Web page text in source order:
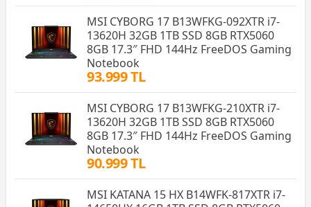
MSI CYBORG 17 B13WFKG-092XTR i7-
13620H 32GB 1TB SSD 8GB RTX5060
8GB 17.3″ FHD 144Hz FreeDOS Gaming
Notebook
93.999 TL
MSI CYBORG 17 B13WFKG-210XTR i7-
13620H 32GB 1TB SSD 8GB RTX5060
8GB 17.3″ FHD 144Hz FreeDOS Gaming
Notebook
90.999 TL
MSI KATANA 15 HX B14WFK-817XTR i7-